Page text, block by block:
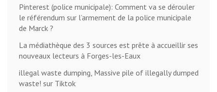
Pinterest (police municipale): Comment va se dérouler
le référendum sur l’armement de la police municipale
de Marck ?
La médiathèque des 3 sources est prête à accueillir ses
nouveaux lecteurs à Forges-les-Eaux
illegal waste dumping, Massive pile of illegally dumped
waste! sur Tiktok